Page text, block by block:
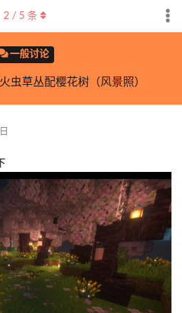
一般讨论
虫草丛配樱花树（风景照）
2/ 5条